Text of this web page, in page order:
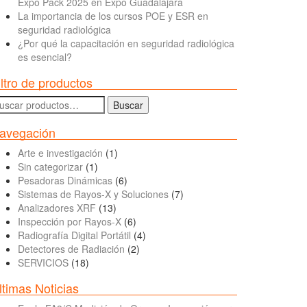
La importancia de los cursos POE y ESR en
seguridad radiológica
¿Por qué la capacitación en seguridad radiológica
es esencial?
de productos
Buscar
Arte e investigación (1)
Sin categorizar (1)
Pesadoras Dinámicas (6)
Sistemas de Rayos-X y Soluciones (7)
Analizadores XRF (13)
Inspección por Rayos-X (6)
Radiografía Digital Portátil (4)
Detectores de Radiación (2)
SERVICIOS (18)
Noticias